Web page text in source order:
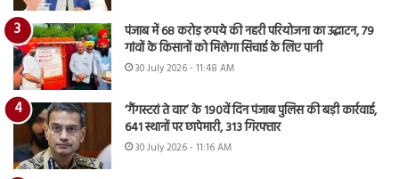
पंजाब में 68 करोड़ रुपये की नहरी परियोजना का उद्घाटन, 79
गांवों के किसानों को मिलेगा सिंचाई के लिए पानी
30 July 2026 - 11:48 AM
‘गैंगस्टरां ते वार’ के 190वें दिन पंजाब पुलिस की बड़ी कार्रवाई,
641 स्थानों पर छापेमारी, 313 गिरफ्तार
30 July 2026 - 11:16 AM